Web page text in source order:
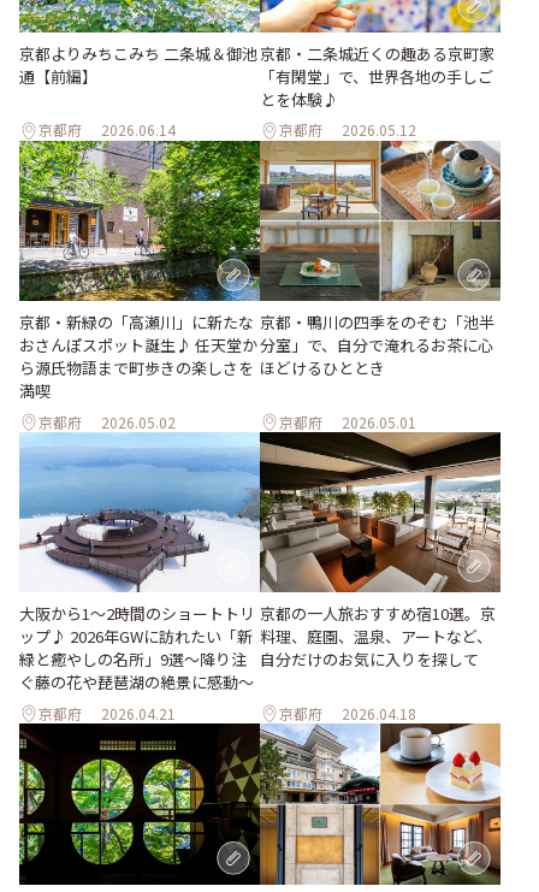
京都よりみちこみち 二条城＆御池
通【前編】
京都府 2026.06.14
京都・二条城近くの趣ある京町家
「有閑堂」で、世界各地の手しご
とを体験♪
京都府 2026.05.12
京都・新緑の「高瀬川」に新たな
おさんぽスポット誕生♪ 任天堂か
ら源氏物語まで町歩きの楽しさを
満喫
京都府 2026.05.02
京都・鴨川の四季をのぞむ「池半
分室」で、自分で淹れるお茶に心
ほどけるひととき
京都府 2026.05.01
大阪から1〜2時間のショートトリ
ップ♪ 2026年GWに訪れたい「新
緑と癒やしの名所」9選～降り注
ぐ藤の花や琵琶湖の絶景に感動～
京都府 2026.04.21
京都の一人旅おすすめ宿10選。京
料理、庭園、温泉、アートなど、
自分だけのお気に入りを探して
京都府 2026.04.18